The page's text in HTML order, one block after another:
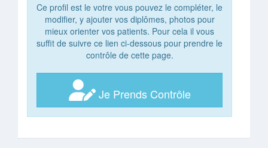
Ce profil est le votre vous pouvez le compléter, le
modifier, y ajouter vos diplômes, photos pour
mieux orienter vos patients. Pour cela il vous
suffit de suivre ce lien ci-dessous pour prendre le
contrôle de cette page.
Je Prends Contrôle